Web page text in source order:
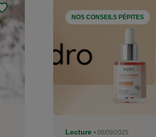
NOS CONSEILS PÉPITES
Lecture • 08/09/2025